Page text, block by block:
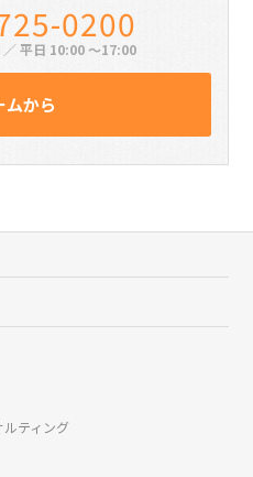
0200
／ 平日 10:00 〜17:00
ムから
ティング